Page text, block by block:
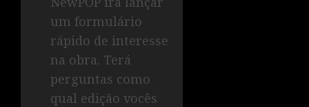
um formulário
rápido de interesse
na obra. Terá
perguntas como
qual edição vocês